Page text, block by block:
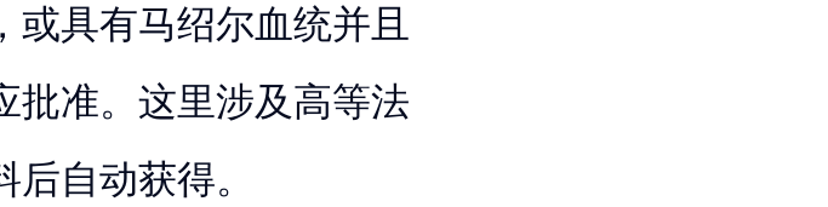
具有马绍尔血统并且
批准。这里涉及高等法
自动获得。